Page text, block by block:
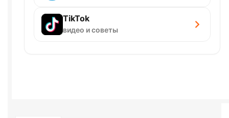
TikTok
видео и советы